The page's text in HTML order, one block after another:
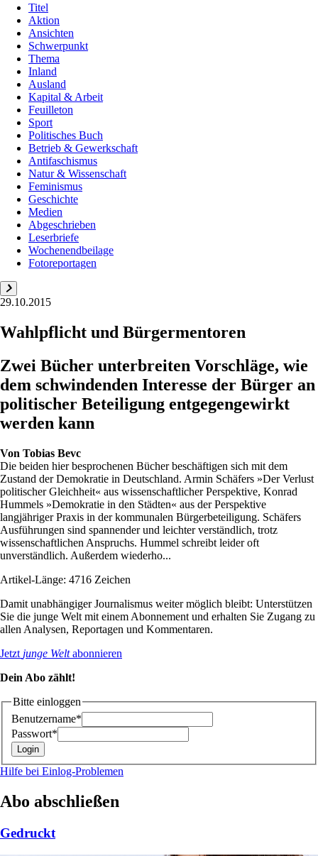
Titel
Aktion
Ansichten
Schwerpunkt
Thema
Inland
Ausland
Kapital & Arbeit
Feuilleton
Sport
Politisches Buch
Betrieb & Gewerkschaft
Antifaschismus
Natur & Wissenschaft
Feminismus
Geschichte
Medien
Abgeschrieben
Leserbriefe
Wochenendbeilage
Fotoreportagen
29.10.2015
Wahlpflicht und Bürgermentoren
Zwei Bücher unterbreiten Vorschläge, wie
dem schwindenden Interesse der Bürger an
politischer Beteiligung entgegengewirkt
werden kann
Von Tobias Bevc
Die beiden hier besprochenen Bücher beschäftigen sich mit dem
Zustand der Demokratie in Deutschland. Armin Schäfers »Der Verlust
politischer Gleichheit« aus wissenschaftlicher Perspektive, Konrad
Hummels »Demokratie in den Städten« aus der Perspektive
langjähriger Praxis in der kommunalen Bürgerbeteiligung. Schäfers
Ausführungen sind spannender und leichter verständlich, trotz
wissenschaftlichen Anspruchs. Hummel schreibt leider oft
unverständlich. Außerdem wiederho...
Artikel-Länge: 4716 Zeichen
Damit unabhängiger Journalismus weiter möglich bleibt: Unterstützen
Sie die junge Welt mit einem Abonnement und erhalten Sie Zugang zu
allen Analysen, Reportagen und Kommentaren.
Jetzt junge Weltabonnieren
Dein Abo zählt!
Bitte einloggen
Benutzername*
Passwort*
Hilfe bei Einlog-Problemen
Abo abschließen
Gedruckt